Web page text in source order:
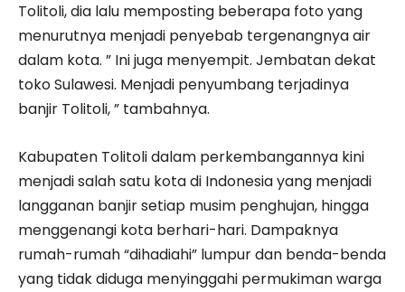
Tolitoli, dia lalu memposting beberapa foto yang
menurutnya menjadi penyebab tergenangnya air
dalam kota. ” Ini juga menyempit. Jembatan dekat
toko Sulawesi. Menjadi penyumbang terjadinya
banjir Tolitoli, ” tambahnya.
Kabupaten Tolitoli dalam perkembangannya kini
menjadi salah satu kota di Indonesia yang menjadi
langganan banjir setiap musim penghujan, hingga
menggenangi kota berhari-hari. Dampaknya
rumah-rumah “dihadiahi” lumpur dan benda-benda
yang tidak diduga menyinggahi permukiman warga